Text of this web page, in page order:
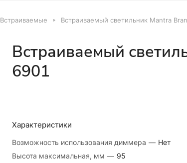
Встраиваемые Встраиваемый светильник Mantra
Встраиваемый
6901
Характеристики
Возможность использования диммера — Нет
Высота максимальная, мм — 95